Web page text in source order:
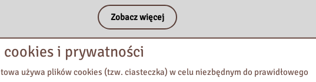
Zobacz więcej
i prywatności
używa plików cookies (tzw. ciasteczka) w celu niezbędnym do prawidłowego